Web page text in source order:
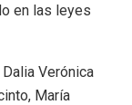
en las leyes
Verónica
María